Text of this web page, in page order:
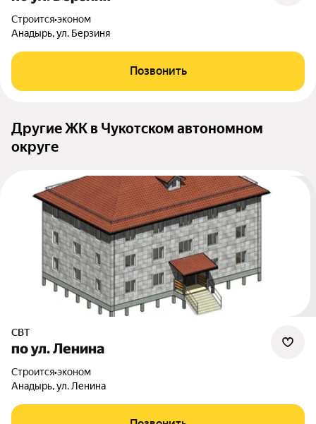
Строится•эконом
Анадырь, ул. Берзиня
Позвонить
Другие ЖК в Чукотском автономном
округе
СВТ
по ул. Ленина
Строится•эконом
Анадырь, ул. Ленина